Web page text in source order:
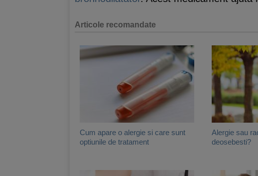
Articole recomandate
Cum apare o alergie si care sunt
optiunile de tratament
Alergie sau
deosebesti?